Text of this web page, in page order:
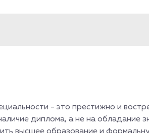
- это престижно и
диплома, а не на обладание